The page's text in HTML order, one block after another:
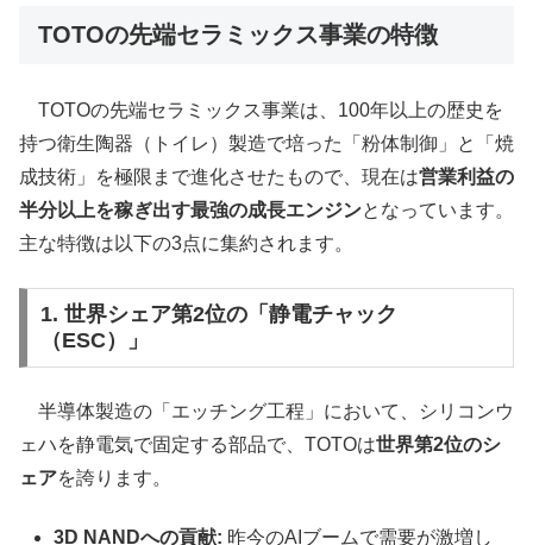
TOTOの先端セラミックス事業の特徴
TOTOの先端セラミックス事業は、100年以上の歴史を
持つ衛生陶器（トイレ）製造で培った「粉体制御」と「焼
成技術」を極限まで進化させたもので、現在は営業利益の
半分以上を稼ぎ出す最強の成長エンジンとなっています。
主な特徴は以下の3点に集約されます。
1. 世界シェア第2位の「静電チャック
（ESC）」
半導体製造の「エッチング工程」において、シリコンウ
ェハを静電気で固定する部品で、TOTOは世界第2位のシ
ェアを誇ります。
3D NANDへの貢献: 昨今のAIブームで需要が激増し